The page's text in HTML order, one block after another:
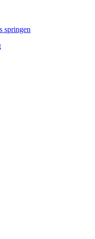
springen